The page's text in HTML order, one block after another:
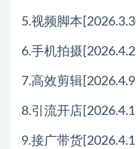
5.视频脚本
6.手机拍摄
7.高效剪辑
8.引流开店
9.接广带货